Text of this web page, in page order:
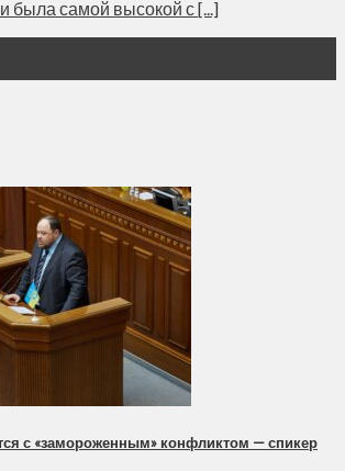
была самой высокой с [...]
с «замороженным» конфликтом — спикер